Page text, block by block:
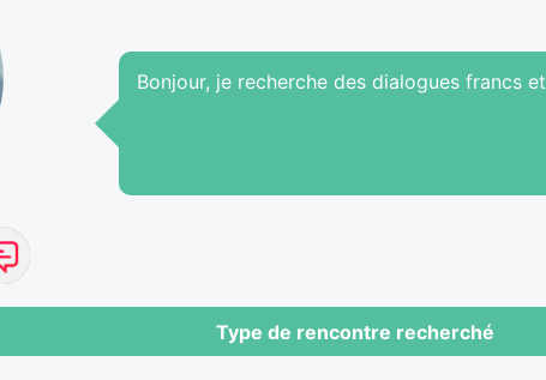
Bonjour, je recherche des dialogues francs
Type de rencontre recherché